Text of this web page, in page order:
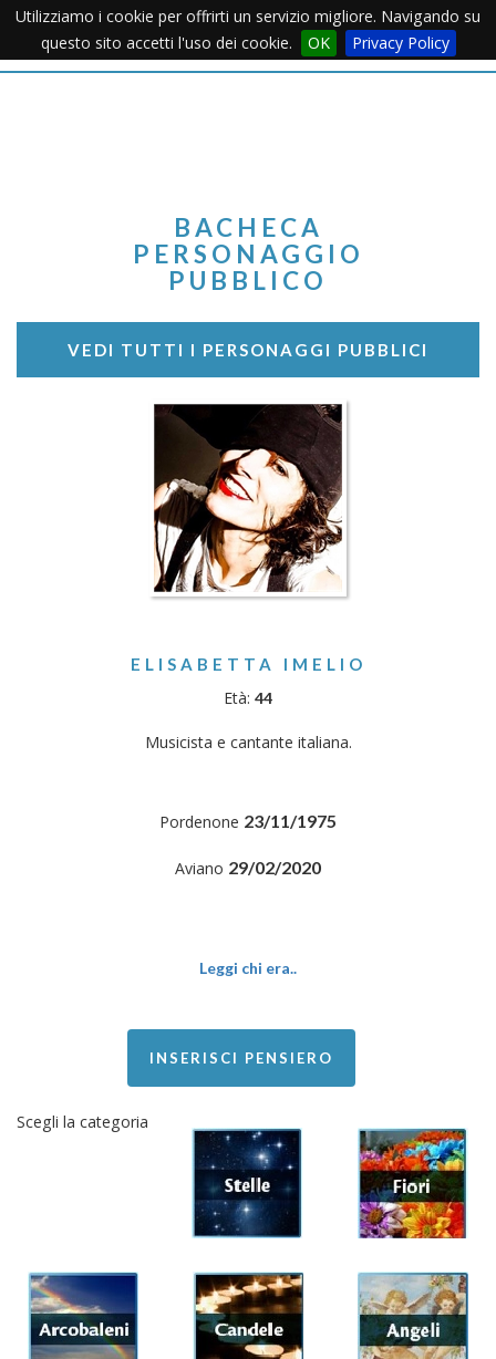
Utilizziamo i cookie per offrirti un servizio migliore. Navigando su
questo sito accetti l'uso dei cookie.
OK Privacy PolicyMenu
BACHECA
PERSONAGGIO
PUBBLICO
VEDI TUTTI I PERSONAGGI PUBBLICI
ELISABETTA IMELIO
Età: 44
Musicista e cantante italiana.
Pordenone 23/11/1975
Aviano 29/02/2020
Leggi chi era..
INSERISCI PENSIERO
Scegli la categoria